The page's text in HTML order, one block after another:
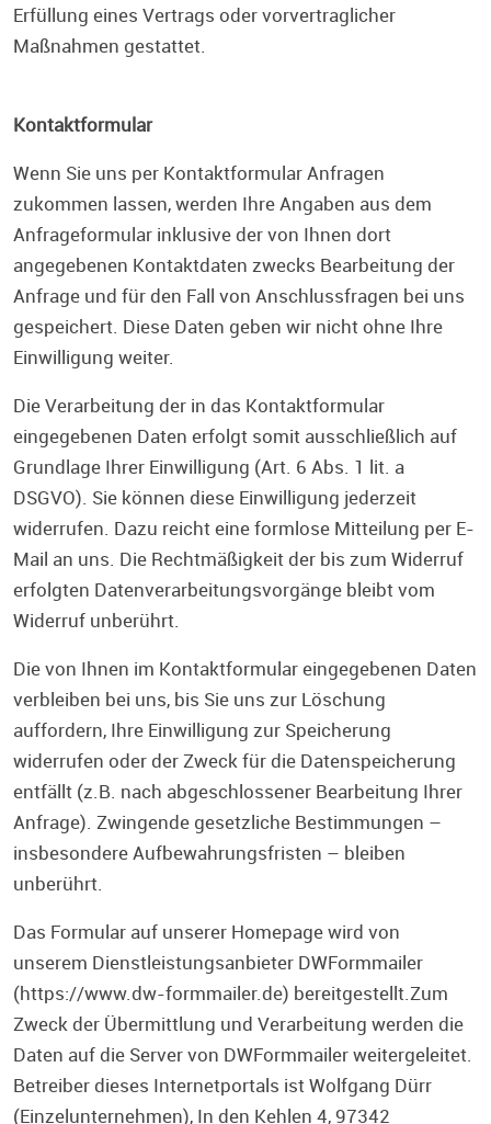
Erfüllung eines Vertrags oder vorvertraglicher
Maßnahmen gestattet.
Kontaktformular
Wenn Sie uns per Kontaktformular Anfragen
zukommen lassen, werden Ihre Angaben aus dem
Anfrageformular inklusive der von Ihnen dort
angegebenen Kontaktdaten zwecks Bearbeitung der
Anfrage und für den Fall von Anschlussfragen bei uns
gespeichert. Diese Daten geben wir nicht ohne Ihre
Einwilligung weiter.
Die Verarbeitung der in das Kontaktformular
eingegebenen Daten erfolgt somit ausschließlich auf
Grundlage Ihrer Einwilligung (Art. 6 Abs. 1 lit. a
DSGVO). Sie können diese Einwilligung jederzeit
widerrufen. Dazu reicht eine formlose Mitteilung per E-
Mail an uns. Die Rechtmäßigkeit der bis zum Widerruf
erfolgten Datenverarbeitungsvorgänge bleibt vom
Widerruf unberührt.
Die von Ihnen im Kontaktformular eingegebenen Daten
verbleiben bei uns, bis Sie uns zur Löschung
auffordern, Ihre Einwilligung zur Speicherung
widerrufen oder der Zweck für die Datenspeicherung
entfällt (z.B. nach abgeschlossener Bearbeitung Ihrer
Anfrage). Zwingende gesetzliche Bestimmungen –
insbesondere Aufbewahrungsfristen – bleiben
unberührt.
Das Formular auf unserer Homepage wird von
unserem Dienstleistungsanbieter DWFormmailer
(https://www.dw-formmailer.de) bereitgestellt.Zum
Zweck der Übermittlung und Verarbeitung werden die
Daten auf die Server von DWFormmailer weitergeleitet.
Betreiber dieses Internetportals ist Wolfgang Dürr
(Einzelunternehmen), In den Kehlen 4, 97342